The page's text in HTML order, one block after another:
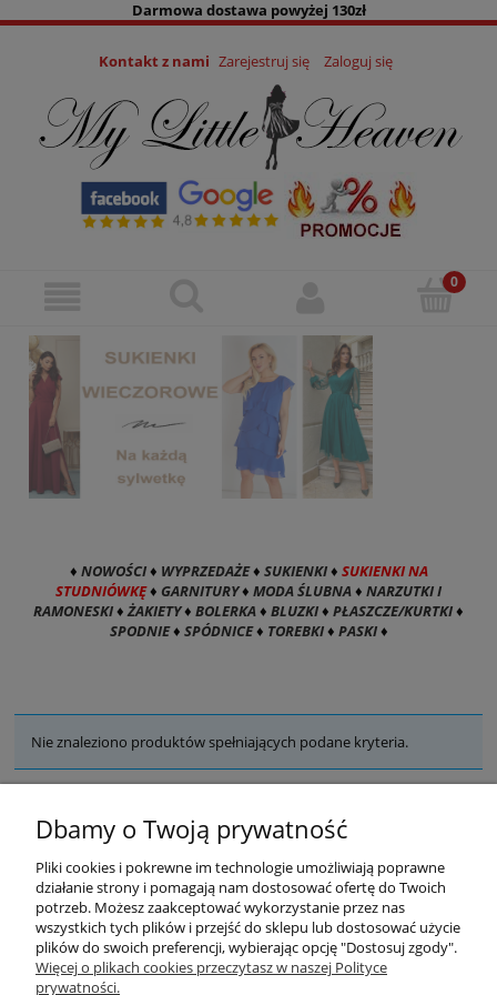
Darmowa dostawa powyżej 130zł
Kontakt z nami Zarejestruj się Zaloguj się
♦ NOWOŚCI♦ WYPRZEDAŻE♦ SUKIENKI♦ SUKIENKI NA
STUDNIÓWKĘ♦ GARNITURY♦ MODA ŚLUBNA♦ NARZUTKI I
RAMONESKI♦ŻAKIETY♦ BOLERKA♦ BLUZKI♦ PŁASZCZE/KURTKI♦
SPODNIE♦ SPÓDNICE♦ TOREBKI♦ PASKI♦
Nie znaleziono produktów spełniających podane kryteria.
Warunki zakupów
Dbamy o Twoją prywatność
Pliki cookies i pokrewne im technologie umożliwiają poprawne
działanie strony i pomagają nam dostosować ofertę do Twoich
potrzeb. Możesz zaakceptować wykorzystanie przez nas
wszystkich tych plików i przejść do sklepu lub dostosować użycie
plików do swoich preferencji, wybierając opcję "Dostosuj zgody".
Więcej o plikach cookies przeczytasz w naszej Polityce
prywatności.